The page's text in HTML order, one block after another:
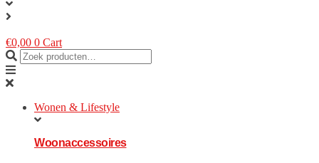
€0,00 0 Cart
Wonen & Lifestyle
Woonaccessoires